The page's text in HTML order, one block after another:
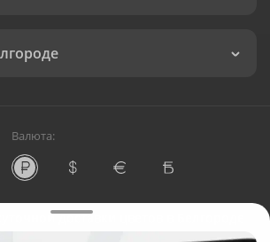
Валюта:
доставки цветов в Белгороде